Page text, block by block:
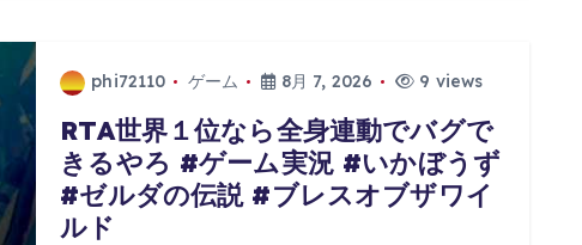
phi72110 ゲーム 8月 7, 2026 9 views
RTA世界１位なら全身連動でバグで
きるやろ #ゲーム実況 #いかぼうず
#ゼルダの伝説 #ブレスオブザワイ
ルド